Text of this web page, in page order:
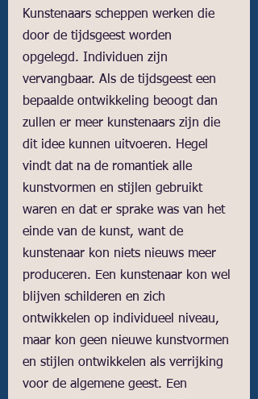
Kunstenaars scheppen werken die
door de tijdsgeest worden
opgelegd. Individuen zijn
vervangbaar. Als de tijdsgeest een
bepaalde ontwikkeling beoogt dan
zullen er meer kunstenaars zijn die
dit idee kunnen uitvoeren. Hegel
vindt dat na de romantiek alle
kunstvormen en stijlen gebruikt
waren en dat er sprake was van het
einde van de kunst, want de
kunstenaar kon niets nieuws meer
produceren. Een kunstenaar kon wel
blijven schilderen en zich
ontwikkelen op individueel niveau,
maar kon geen nieuwe kunstvormen
en stijlen ontwikkelen als verrijking
voor de algemene geest. Een